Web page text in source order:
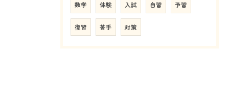
数学 体験 入試 自習 予習
復習 苦手 対策